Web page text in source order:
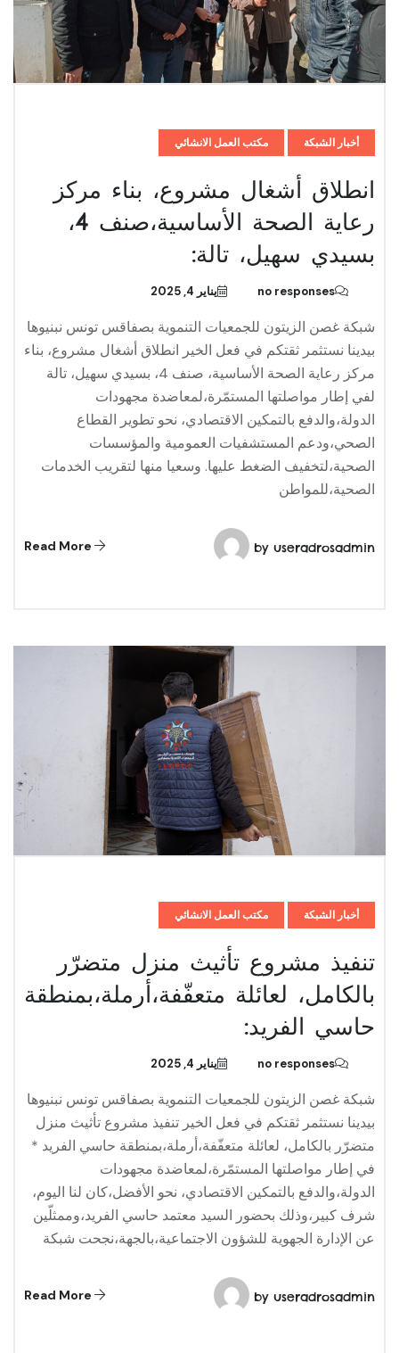
أخبار الشبكة مكتب العمل الانشائي
انطلاق أشغال مشروع، بناء مركز
رعاية الصحة الأساسية،صنف 4،
بسيدي سهيل، تالة:
no responses يناير 4, 2025
شبكة غصن الزيتون للجمعيات التنموية بصفاقس تونس نبنيوها
بيدينا نستثمر ثقتكم في فعل الخير انطلاق أشغال مشروع، بناء
مركز رعاية الصحة الأساسية، صنف 4، بسيدي سهيل، تالة
لفي إطار مواصلتها المستمّرة،لمعاضدة مجهودات
الدولة،والدفع بالتمكين الاقتصادي، نحو تطوير القطاع
الصحي،ودعم المستشفيات العمومية والمؤسسات
الصحية،لتخفيف الضغط عليها. وسعيا منها لتقريب الخدمات
الصحية،للمواطن
byuseradrosadmin
Read More
أخبار الشبكة مكتب العمل الانشائي
تنفيذ مشروع تأثيث منزل متضرّر
بالكامل، لعائلة متعفّفة،أرملة،بمنطقة
حاسي الفريد:
no responses يناير 4, 2025
شبكة غصن الزيتون للجمعيات التنموية بصفاقس تونس نبنيوها
بيدينا نستثمر ثقتكم في فعل الخير تنفيذ مشروع تأثيث منزل
متضرّر بالكامل، لعائلة متعفّفة،أرملة،بمنطقة حاسي الفريد *
في إطار مواصلتها المستمّرة،لمعاضدة مجهودات
الدولة،والدفع بالتمكين الاقتصادي، نحو الأفضل،كان لنا اليوم،
شرف كبير،وذلك بحضور السيد معتمد حاسي الفريد،وممثلّين
عن الإدارة الجهوية للشؤون الاجتماعية،بالجهة،نجحت شبكة
byuseradrosadmin
Read More